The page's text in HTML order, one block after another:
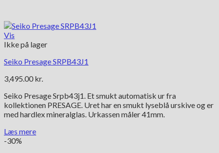
Vis
Ikke på lager
Seiko Presage SRPB43J1
3,495.00 kr.
Seiko Presage Srpb43j1. Et smukt automatisk ur fra
kollektionen PRESAGE. Uret har en smukt lyseblå urskive og er
med hardlex mineralglas. Urkassen måler 41mm.
Læs mere
-30%